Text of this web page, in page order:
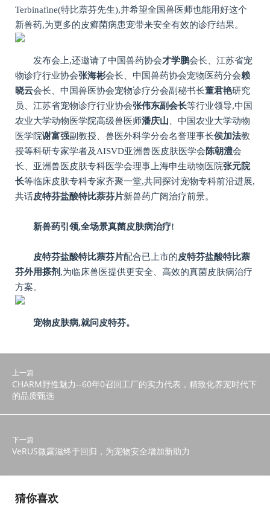
Terbinafine(特比萘芬先生),并希望全国兽医师也能用好这个
新兽药,为更多的皮癣菌病患宠带来安全有效的诊疗结果。
发布会上,还邀请了中国兽药协会才学鹏会长、江苏省宠
物诊疗行业协会张海彬会长、中国兽药协会宠物医药分会赖
晓云会长、中国兽医协会宠物诊疗分会副秘书长董君艳研究
员、江苏省宠物诊疗行业协会张伟东副会长等行业领导,中国
农业大学动物医学院高级兽医师潘庆山 、中国农业大学动物
医学院谢富强副教授、兽医外科学分会名誉理事长侯加法教
授等科研专家学者及AISVD亚洲兽医皮肤医学会陈朝澧会
长、亚洲兽医皮肤专科医学会理事上海申生动物医院张元院
长等临床皮肤专科专家齐聚一堂,共同探讨宠物专科前沿进展,
共话皮特芬盐酸特比萘芬片新兽药广阔治疗前景。
新兽药引领,全场景真菌皮肤病治疗!
皮特芬盐酸特比萘芬片配合已上市的皮特芬盐酸特比萘
芬外用搽剂 ,为临床兽医提供更安全、高效的真菌皮肤病治疗
方案。
宠物皮肤病,就问皮特芬。
上一篇
CHARM野性魅力--60年0召回工厂的实力代表，精致化养宠时代下
的品质甄选
下一篇
VeRUS微露滋终于回归，为宠物安全增加新助力
猜你喜欢